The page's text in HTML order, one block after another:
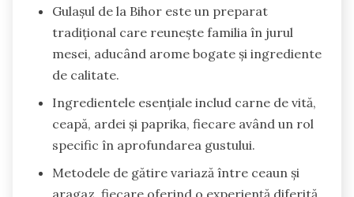
Gulașul de la Bihor este un preparat
tradițional care reunește familia în jurul
mesei, aducând arome bogate și ingrediente
de calitate.
Ingredientele esențiale includ carne de vită,
ceapă, ardei și paprika, fiecare având un rol
specific în aprofundarea gustului.
Metodele de gătire variază între ceaun și
aragaz, fiecare oferind o experiență diferită